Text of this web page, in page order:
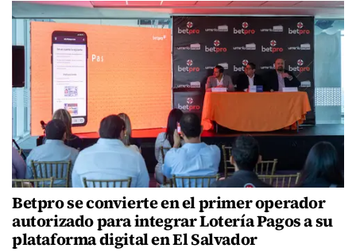
Betpro se convierte en el primer operador
autorizado para integrar Lotería Pagos a su
plataforma digital en El Salvador